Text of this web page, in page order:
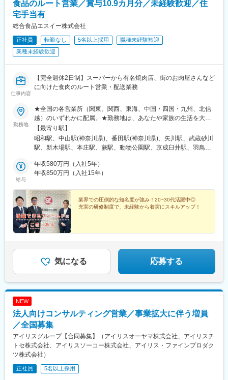
下鉄)
食品のルート営業／賞与10.9カ月分／未経験歓迎／住
宅手当有
総合食品エスイー株式会社
正社員 転勤なし 5名以上採用
職種未経験歓迎
業種未経験歓迎
仕事内容
【完全週休2日制】スーパーから有名焼肉店、街のお肉屋さんなど
に向けた食肉のルート営業・配送業務
勤務地
★全国の各営業所（関東、関西、東海、中国・四国・九州、北信
越）のいずれかに配属。★勤務地は、あなたや家族の生活を大事
にできるよう、最大限に希望を考慮したうえで決定します。★希
望のない転勤は原則ありません。★マイカー通勤OK！（駐車場あ
り）ほとんどの社員が車通勤です。★U・Iターン歓迎！社員寮完
ため通勤も楽々）【全国33営業所】■関東東京都国立市・立川
市・江東区／神奈川県川崎市・横浜市・愛甲郡／埼玉県本庄市・
市・堺市／兵庫県宝塚市・加古川市／京都府京都市／滋賀県野州
市／奈良県奈良市／和歌山県海南市■東海愛知県岩倉市・岡崎市／
三重県鈴鹿市／静岡県沼津市・浜松市■中国・四国・九州香川県観
音寺市／岡山県岡山市／広島県広島市／福岡県北九州市・大野城
市■北信越福井県福井市／富山県砺波市／新潟県三条市／宮城県宮
【最寄り駅】
昭和駅、中山駅(神奈川県)、番田駅(神奈川県)、矢川駅、武蔵砂川
駅、新木場駅、本庄駅、蕨駅、動物公園駅、京成臼井駅、羽鳥
観音寺駅(香川県)、野洲駅、沢良宜駅、津久野駅、山本駅(兵庫
県)、東加古川駅、郡山駅(奈良県)、海南駅、備前西市駅、広域公
駅、伏見駅(京都府)、利府駅、広丘駅、五百川駅
給与
年収580万円（入社5年）
年収850万円（入社15年）
業界での圧倒的な知名度が強み！20~30代活躍中◎
充実の研修制度で、未経験から着実にスキルアップ！
気になる 応募する
NEW
法人向けコンサルティング営業／事業拡大に伴う増員
／全国募集
アイリスグループ【合同募集】（アイリスオーヤマ株式会社、アイリスチ
トセ株式会社、アイリスソーコー株式会社、アイリス・ファインプロダク
ツ株式会社）
正社員 5名以上採用